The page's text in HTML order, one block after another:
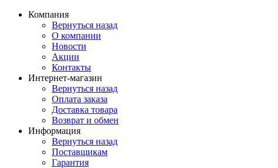
Компания
Вернуться назад
О компании
Новости
Акции
Контакты
Интернет-магазин
Вернуться назад
Оплата заказа
Доставка товара
Возврат и обмен
Информация
Вернуться назад
Поставщикам
Гарантия